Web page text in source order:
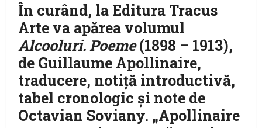
În curând, la Editura Tracus
Arte va apărea volumul
Alcooluri. Poeme(1898 – 1913),
de Guillaume Apollinaire,
traducere, notiţă introductivă,
tabel cronologic şi note de
Octavian Soviany. „Apollinaire